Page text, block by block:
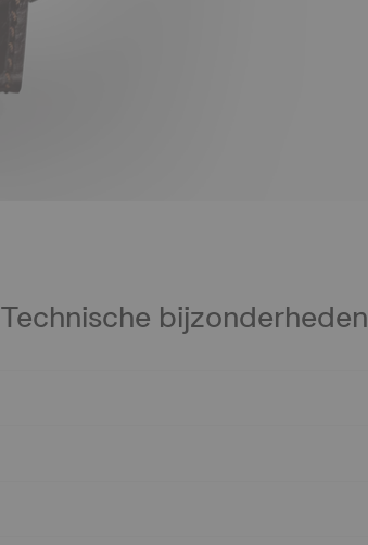
Technische bijzonderheden